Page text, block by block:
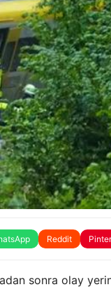
Reddit
sonra olay